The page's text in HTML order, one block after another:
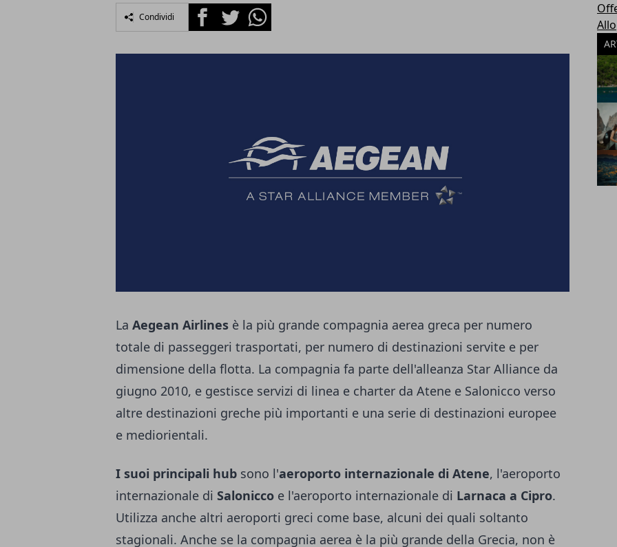
Condividi FacebookTwitterWhatsapp
La Aegean Airlines è la più grande compagnia aerea greca per numero
totale di passeggeri trasportati, per numero di destinazioni servite e per
dimensione della flotta. La compagnia fa parte dell'alleanza Star Alliance da
giugno 2010, e gestisce servizi di linea e charter da Atene e Salonicco verso
altre destinazioni greche più importanti e una serie di destinazioni europee
e mediorientali.
I suoi principali hub sono l'aeroporto internazionale di Atene, l'aeroporto
internazionale di Salonicco e l'aeroporto internazionale di Larnaca a Cipro.
Utilizza anche altri aeroporti greci come base, alcuni dei quali soltanto
stagionali. Anche se la compagnia aerea è la più grande della Grecia, non è